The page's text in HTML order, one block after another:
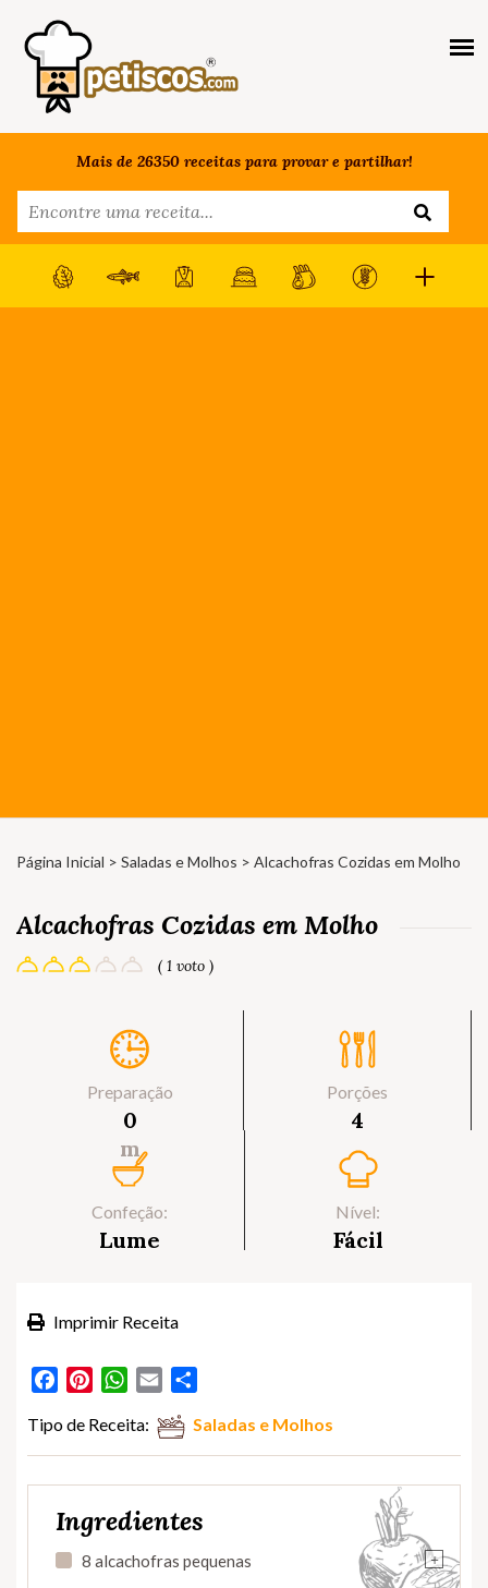
Mais de 26350 receitas para provar e partilhar!
Página Inicial > Saladas e Molhos > Alcachofras Cozidas em Molho
Alcachofras Cozidas em Molho
( 1 voto )
Preparação
0
m
Porções
4
Confeção:
Lume
Nível:
Fácil
Imprimir Receita
FacebookPinterestWhatsApp
Email
Tipo de Receita: Saladas e Molhos
Ingredientes
+
8 alcachofras pequenas